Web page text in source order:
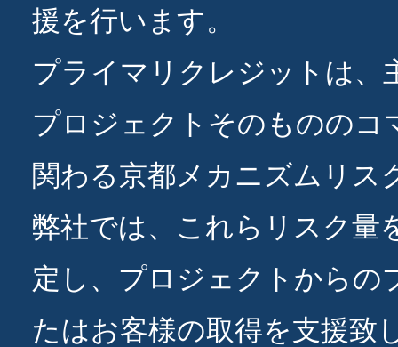
援を行います。
プライマリクレジットは、
プロジェクトそのもののコ
関わる京都メカニズムリス
弊社では、これらリスク量
定し、プロジェクトからの
たはお客様の取得を支援致